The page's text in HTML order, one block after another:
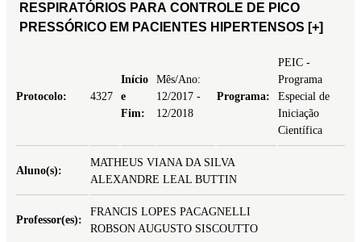
RESPIRATÓRIOS PARA CONTROLE DE PICO
PRESSÓRICO EM PACIENTES HIPERTENSOS [+]
Protocolo: 4327
Início
e
Fim:
Mês/Ano:
12/2017 -
12/2018
Programa:
PEIC -
Programa
Especial de
Iniciação
Científica
Aluno(s):
MATHEUS VIANA DA SILVA
ALEXANDRE LEAL BUTTIN
Professor(es):
FRANCIS LOPES PACAGNELLI
ROBSON AUGUSTO SISCOUTTO